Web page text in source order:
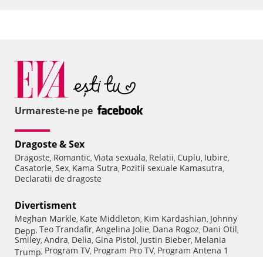
Urmareste-ne pe
Dragoste & Sex
Dragoste, Romantic, Viata sexuala, Relatii, Cuplu, Iubire,
Casatorie, Sex, Kama Sutra, Pozitii sexuale Kamasutra,
Declaratii de dragoste
Divertisment
Meghan Markle, Kate Middleton, Kim Kardashian, Johnny
Depp, Teo Trandafir, Angelina Jolie, Dana Rogoz, Dani Otil,
Smiley, Andra, Delia, Gina Pistol, Justin Bieber, Melania
Trump, Program TV, Program Pro TV, Program Antena 1